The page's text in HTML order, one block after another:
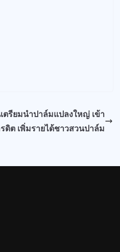
ตรียมนำปาล์มแปลงใหญ่ เข้า
ดิต เพิ่มรายได้ชาวสวนปาล์ม